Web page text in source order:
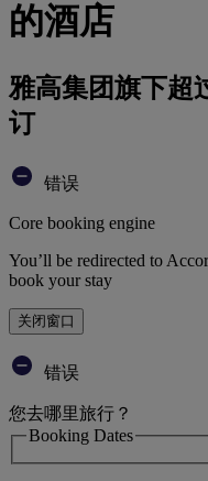
的酒店
雅高集团旗下超
订
错误
Core booking engine
You’ll be redirected to
book your stay
关闭窗口
错误
您去哪里旅行？
Booking Dates